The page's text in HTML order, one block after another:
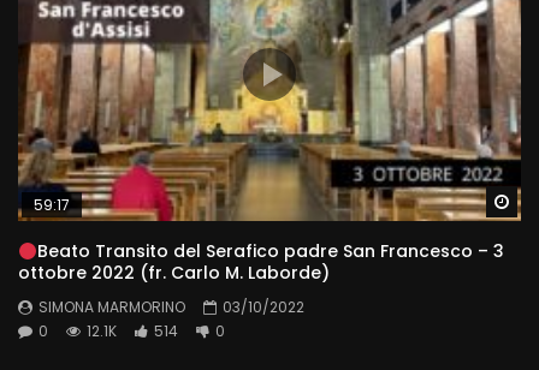
59:17
Beato Transito del Serafico padre San Francesco – 3
ottobre 2022 (fr. Carlo M. Laborde)
SIMONA MARMORINO
03/10/2022
0
12.1K 514 0